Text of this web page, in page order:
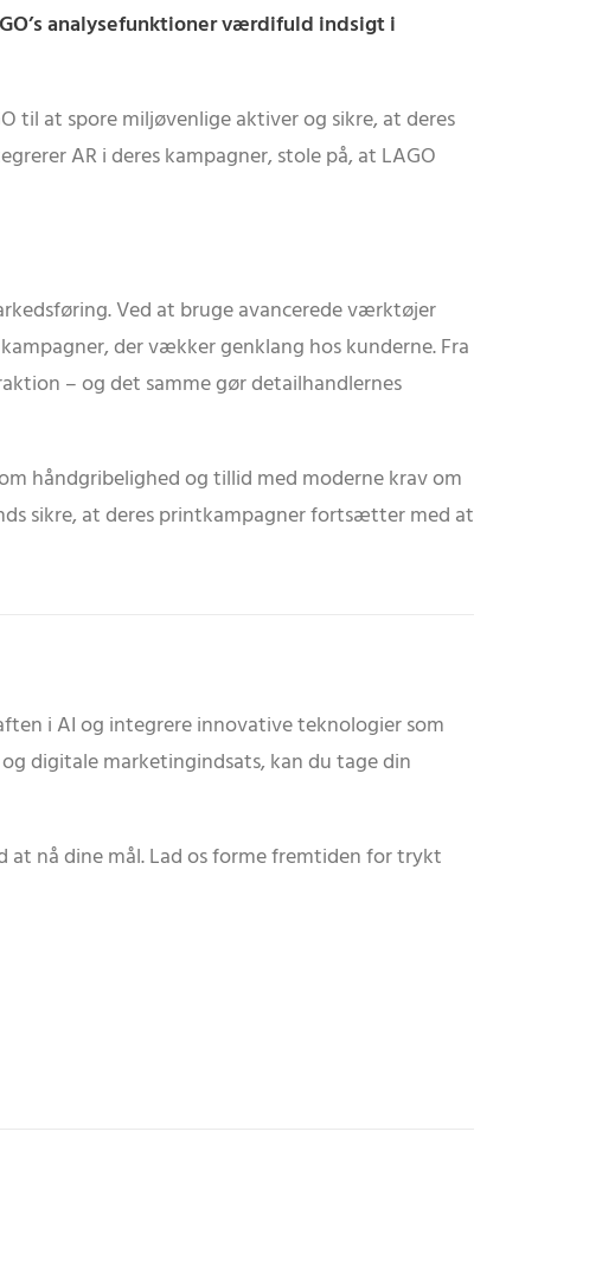
analysefunktioner værdifuld indsigt i
at spore miljøvenlige aktiver og sikre, at deres
AR i deres kampagner, stole på, at LAGO
Ved at bruge avancerede værktøjer
der vækker genklang hos kunderne. Fra
– og det samme gør detailhandlernes
håndgribelighed og tillid med moderne krav om
sikre, at deres printkampagner fortsætter med at
i AI og integrere innovative teknologier som
digitale marketingindsats, kan du tage din
nå dine mål. Lad os forme fremtiden for trykt